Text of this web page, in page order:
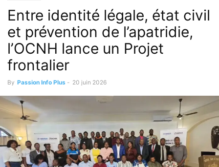
Entre identité légale, état civil
et prévention de l’apatridie,
l’OCNH lance un Projet
frontalier
By Passion Info Plus - 20 juin 2026